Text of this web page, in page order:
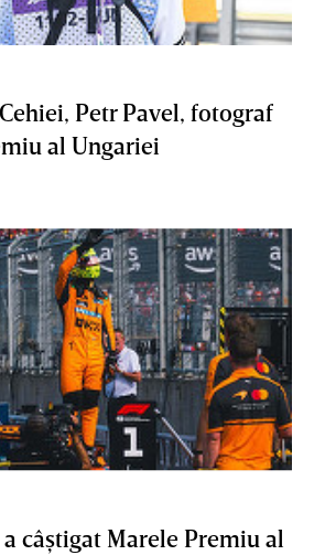
Petr Pavel, fotograf
al Ungariei
câştigat Marele Premiu al